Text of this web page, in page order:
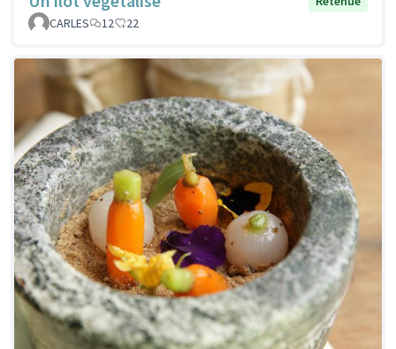
CARLES
12 22